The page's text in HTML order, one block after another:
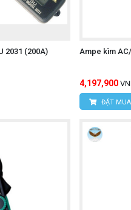
2031 (200A) Ampe kìm
4,197,900
ĐẶT MUA